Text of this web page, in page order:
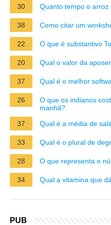
30 Quanto tempo o
38 Como citar um
22 O que é substantivo
20 Qual o valor da
37 Qual é o melhor
26
O que os indianos
manhã?
37
Qual é a média de
33 Qual é o plural de
28 O que representa o
34 Qual a vitamina que
PUB